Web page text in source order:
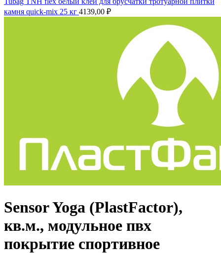
камня quick-mix 25 кг 4139,00 ₽
Sensor Yoga (PlastFactor),
кв.м., модульное пвх
покрытие спортивное